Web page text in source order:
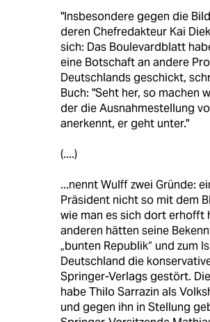
"Insbesondere gegen die
deren Chefredakteur Kai
sich: Das Boulevardblatt
eine Botschaft an andere
Deutschlands geschickt,
Buch: "Seht her, so machen
der die Ausnahmestellung
anerkennt, er geht unter."
(....)
...nennt Wulff zwei Gründe:
Präsident nicht so mit dem
wie man es sich dort erhofft
anderen hätten seine
„bunten Republik“ und zum
Deutschland die
Springer-Verlags gestört.
habe Thilo Sarrazin als
und gegen ihn in Stellung